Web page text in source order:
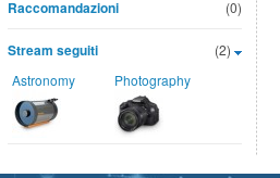
(0)
Raccomandazioni
(2)
Stream seguiti
Astronomy Photography